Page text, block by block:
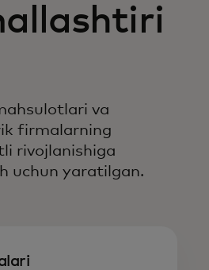
va
firmalarning
rivojlanishiga
uchun yaratilgan.